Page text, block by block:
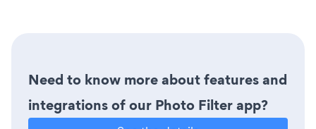
Need to know more about features and
integrations of our Photo Filter app?